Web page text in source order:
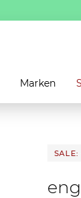
Marken
SALE: